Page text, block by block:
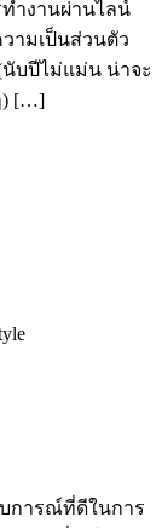
ำงานผ่านไลน์
ามเป็นส่วนตัว
นับปีไม่แม่น น่าจะ
) […]
การณ์ที่ดีในการ